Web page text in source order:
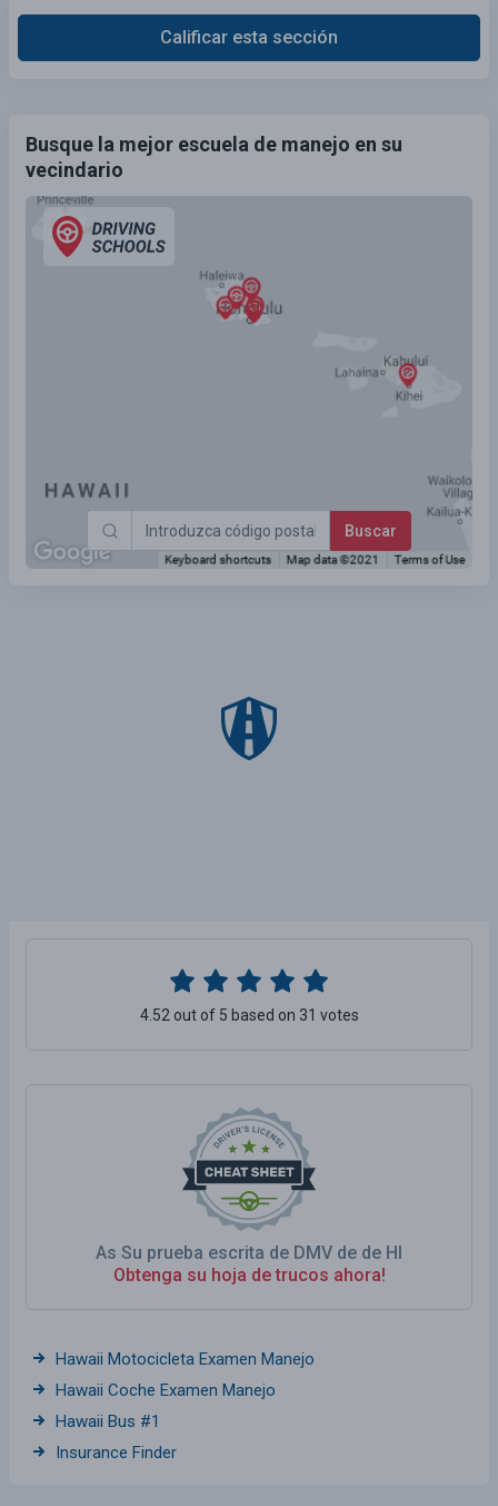
Calificar esta sección
As Su prueba escrita de DMV de de HI
Obtenga su hoja de trucos ahora!
4.52 out of 5 based on 31 votes
Hawaii Motocicleta Examen Manejo
Hawaii Coche Examen Manejo
Hawaii Bus #1
Insurance Finder
Busque la mejor escuela de manejo en su
vecindario
Buscar